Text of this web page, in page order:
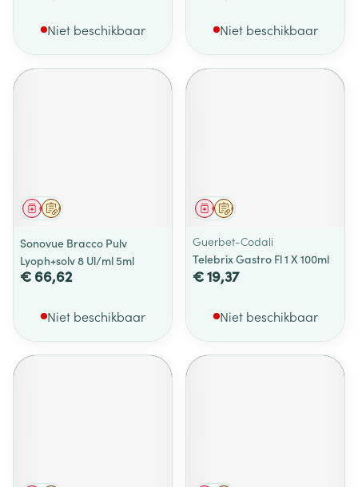
Niet beschikbaar Niet beschikbaar
Op voorschrift
Geneesmiddel
Sonovue Bracco Pulv
Lyoph+solv 8 Ul/ml 5ml
€ 66,62
Niet beschikbaar
Op voorschrift
Geneesmiddel
Guerbet-Codali
Telebrix Gastro Fl 1 X 100ml
€ 19,37
Niet beschikbaar